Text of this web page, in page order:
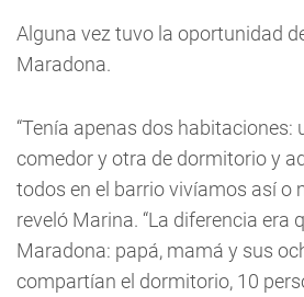
Alguna vez tuvo la oportunidad
Maradona.
“Tenía apenas dos habitaciones:
comedor y otra de dormitorio y
todos en el barrio vivíamos así o
reveló Marina. “La diferencia era
Maradona: papá, mamá y sus
compartían el dormitorio, 10